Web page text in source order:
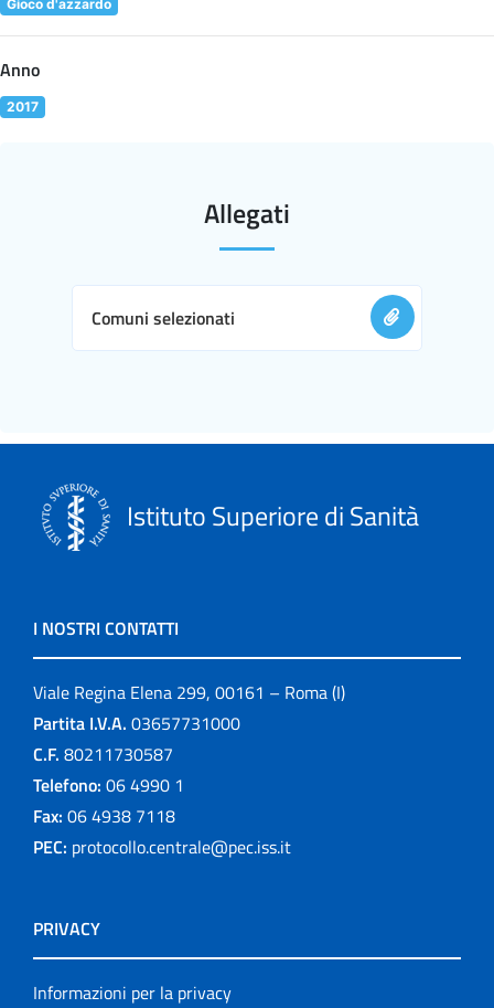
Gioco d'azzardo
Anno
2017
Allegati
Comuni selezionati
Istituto Superiore di Sanità
I NOSTRI CONTATTI
Viale Regina Elena 299, 00161 – Roma (I)
Partita I.V.A. 03657731000
C.F. 80211730587
Telefono: 06 4990 1
Fax: 06 4938 7118
PEC: protocollo.centrale@pec.iss.it
PRIVACY
Informazioni per la privacy